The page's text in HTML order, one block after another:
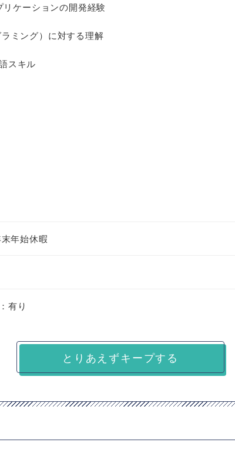
ケーションの開発経験
ミング）に対する理解
スキル
年始休暇
有り
とりあえずキープする